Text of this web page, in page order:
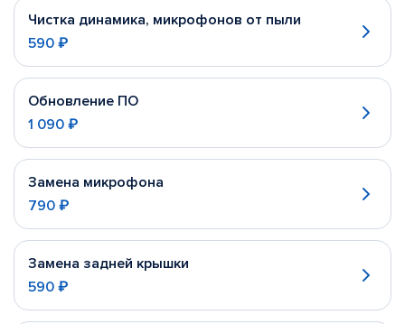
Чистка динамика, микрофонов от пыли
590 ₽
Обновление ПО
1 090 ₽
Замена микрофона
790 ₽
Замена задней крышки
590 ₽